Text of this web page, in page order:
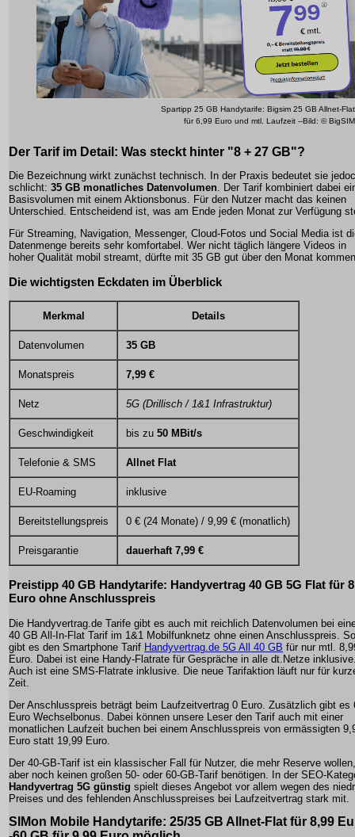
Spartipp 25 GB Handytarife: Bigsim 25 GB Allnet-Flat
für 6,99 Euro und mtl. Laufzeit --Bild: © BigSIM
Der Tarif im Detail: Was steckt hinter "8 + 27 GB"?
Die Bezeichnung wirkt zunächst technisch. In der Praxis bedeutet sie
schlicht: 35 GB monatliches Datenvolumen . Der Tarif kombiniert dabei
Basisvolumen mit einem Aktionsbonus. Für den Nutzer macht das keinen
Unterschied. Entscheidend ist, was am Ende jeden Monat zur Verfügung
Für Streaming, Navigation, Messenger, Cloud-Fotos und Social Media ist
Datenmenge bereits sehr komfortabel. Wer nicht täglich längere Videos in
hoher Qualität mobil streamt, dürfte mit 35 GB gut über den Monat
Die wichtigsten Eckdaten im Überblick
Merkmal Details
Datenvolumen 35 GB
Monatspreis 7,99 €
Netz 5G (Drillisch / 1&1 Infrastruktur)
Geschwindigkeit bis zu 50 MBit/s
Telefonie & SMS Allnet Flat
EU-Roaming inklusive
Bereitstellungspreis 0 € (24 Monate) / 9,99 € (monatlich)
Preisgarantie dauerhaft 7,99 €
Preistipp 40 GB Handytarife: Handyvertrag 40 GB 5G Flat für
Euro ohne Anschlusspreis
Die Handyvertrag.de Tarife gibt es auch mit reichlich Datenvolumen bei
40 GB All-In-Flat Tarif im 1&1 Mobilfunknetz ohne einen Anschlusspreis. So
gibt es den Smartphone Tarif Handyvertrag.de 5G All 40 GB für nur mtl.
Euro. Dabei ist eine Handy-Flatrate für Gespräche in alle dt.Netze
Auch ist eine SMS-Flatrate inklusive. Die neue Tarifaktion läuft nur für
Zeit.
Der Anschlusspreis beträgt beim Laufzeitvertrag 0 Euro. Zusätzlich gibt es
Euro Wechselbonus. Dabei können unsere Leser den Tarif auch mit einer
monatlichen Laufzeit buchen bei einem Anschlusspreis von ermässigten
Euro statt 19,99 Euro.
Der 40-GB-Tarif ist ein klassischer Fall für Nutzer, die mehr Reserve wollen,
aber noch keinen großen 50- oder 60-GB-Tarif benötigen. In der SEO-
Handyvertrag 5G günstig spielt dieses Angebot vor allem wegen des
Preises und des fehlenden Anschlusspreises bei Laufzeitvertrag stark mit.
SIMon Mobile Handytarife: 25/35 GB Allnet-Flat für 8,99